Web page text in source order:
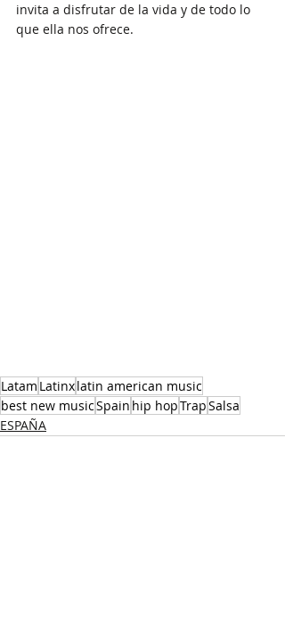
invita a disfrutar de la vida y de todo lo
que ella nos ofrece.
Latam Latinxlatin american music
best new musicSpain hip hopTrapSalsa
ESPAÑA